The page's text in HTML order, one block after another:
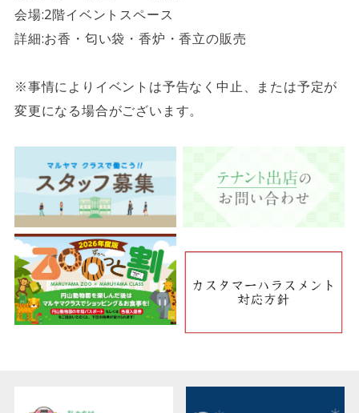
会場:2階イベントスペース
詳細:お香・匂い袋・香炉・香立の販売
※事情によりイベントは予告なく中止、または予定が
変更になる場合がございます。